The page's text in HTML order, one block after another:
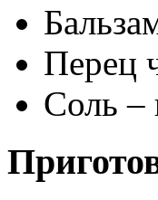
Перец
Соль –